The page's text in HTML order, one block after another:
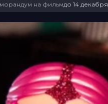
на фильмдо 14 декабря